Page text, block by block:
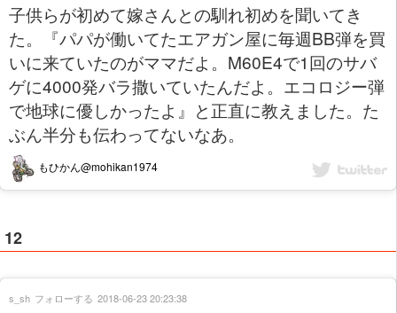
子供らが初めて嫁さんとの馴れ初めを聞いてき
た。『パパが働いてたエアガン屋に毎週BB弾を買
いに来ていたのがママだよ。M60E4で1回のサバ
ゲに4000発バラ撒いていたんだよ。エコロジー弾
で地球に優しかったよ』と正直に教えました。た
ぶん半分も伝わってないなあ。
もひかん@mohikan1974
12
s_sh フォローする 2018-06-23 20:23:38